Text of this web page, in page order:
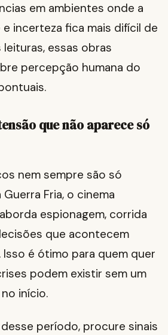
em ambientes onde a
incerteza fica mais difícil de
leituras, essas obras
percepção humana do
que não aparece só
nem sempre são só
Guerra Fria, o cinema
espionagem, corrida
que acontecem
é ótimo para quem quer
podem existir sem um
início.
período, procure sinais